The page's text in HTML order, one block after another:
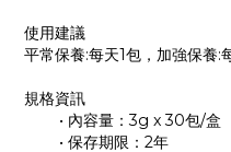
使用建議
平常保養:每天1包，加強保養:
規格資訊
• 內容量：3g x 30包/盒
• 保存期限：2年